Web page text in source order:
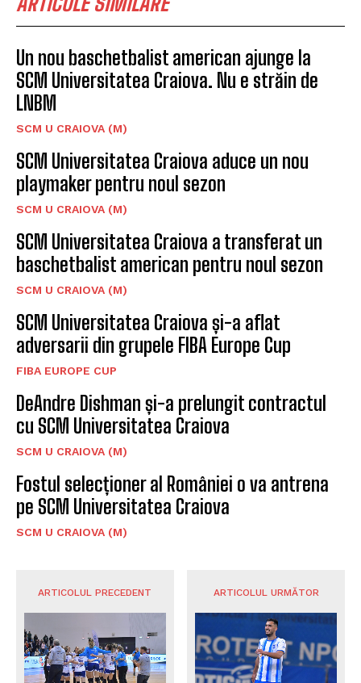
Un nou baschetbalist american ajunge la
SCM Universitatea Craiova. Nu e străin de
LNBM
SCM U CRAIOVA (M)
SCM Universitatea Craiova aduce un nou
playmaker pentru noul sezon
SCM U CRAIOVA (M)
SCM Universitatea Craiova a transferat un
baschetbalist american pentru noul sezon
SCM U CRAIOVA (M)
SCM Universitatea Craiova și-a aflat
adversarii din grupele FIBA Europe Cup
FIBA EUROPE CUP
DeAndre Dishman și-a prelungit contractul
cu SCM Universitatea Craiova
SCM U CRAIOVA (M)
Fostul selecționer al României o va antrena
pe SCM Universitatea Craiova
SCM U CRAIOVA (M)
ARTICOLUL PRECEDENT ARTICOLUL URMĂTOR